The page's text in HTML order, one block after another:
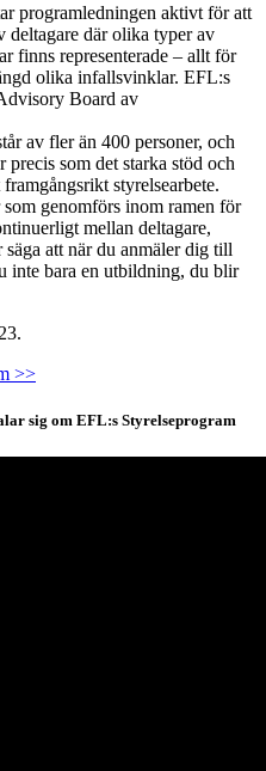
programledningen aktivt för att
deltagare där olika typer av
finns representerade – allt för
olika infallsvinklar. EFL:s
Board av
av fler än 400 personer, och
som det starka stöd och
styrelsearbete.
genomförs inom ramen för
mellan deltagare,
att när du anmäler dig till
inte bara en utbildning, du blir
>>
sig om EFL:s Styrelseprogram